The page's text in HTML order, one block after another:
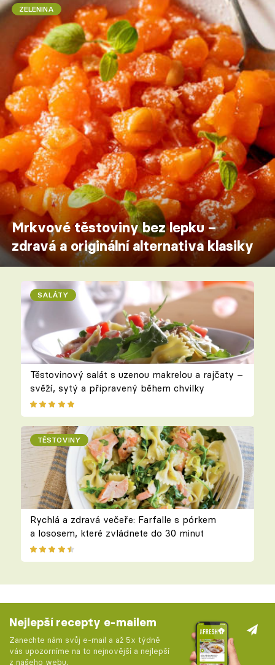
ZELENINA
Mrkvové těstoviny bez lepku –
zdravá a originální alternativa klasiky
SALÁTY
Těstovinový salát s uzenou makrelou a rajčaty –
svěží, sytý a připravený během chvilky
TĚSTOVINY
Rychlá a zdravá večeře: Farfalle s pórkem
a lososem, které zvládnete do 30 minut
Nejlepší recepty e-mailem
Zanechte nám svůj e-mail a až 5x týdně
vás upozorníme na to nejnovější a nejlepší
z našeho webu.